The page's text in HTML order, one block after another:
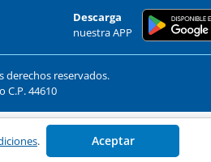
Descarga
nuestra APP
derechos reservados.
C.P. 44610
. Aceptar